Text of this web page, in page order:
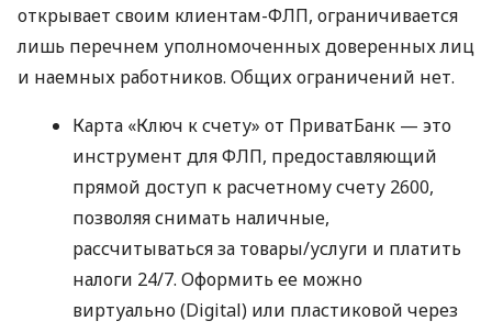
открывает своим клиентам-ФЛП, ограничивается
лишь перечнем уполномоченных доверенных лиц
и наемных работников. Общих ограничений нет.
Карта «Ключ к счету» от ПриватБанк — это
инструмент для ФЛП, предоставляющий
прямой доступ к расчетному счету 2600,
позволяя снимать наличные,
рассчитываться за товары/услуги и платить
налоги 24/7. Оформить ее можно
виртуально (Digital) или пластиковой через